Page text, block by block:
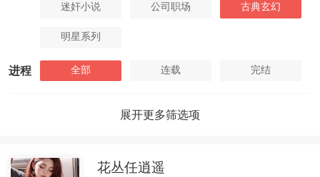
迷奸小说 公司职场 古典玄幻
明星系列
进程 全部 连载 完结
展开更多筛选项
花丛任逍遥